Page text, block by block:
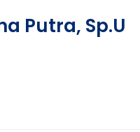
Putra, Sp.U